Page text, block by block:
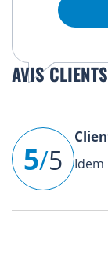
AVIS CLIENTS
5/5 Idem